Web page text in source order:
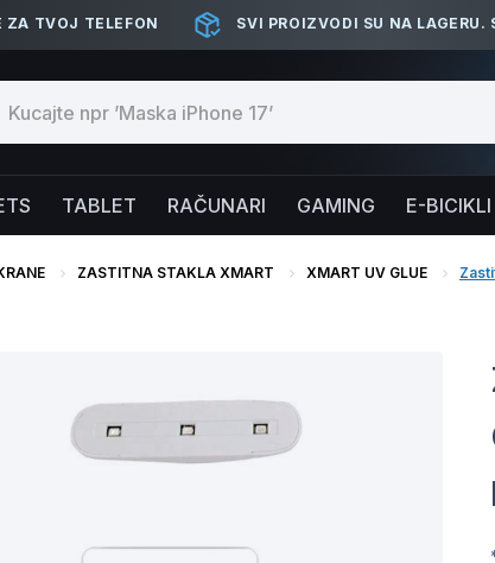
ZA TVOJ TELEFON SVI PROIZVODI SU NA LAGERU.
TABLET RAČUNARI GAMING E-BICIKLI
ZASTITNA STAKLA XMART XMART UV GLUE